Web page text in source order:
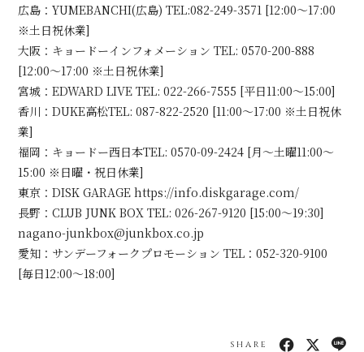
広島：YUMEBANCHI(広島) TEL:082-249-3571 [12:00～17:00
※土日祝休業]
大阪：キョードーインフォメーション TEL: 0570-200-888
[12:00～17:00 ※土日祝休業]
宮城：EDWARD LIVE TEL: 022-266-7555 [平日11:00～15:00]
香川：DUKE高松TEL: 087-822-2520 [11:00～17:00 ※土日祝休
業]
福岡：キョードー西日本TEL: 0570-09-2424 [月～土曜11:00～
15:00 ※日曜・祝日休業]
東京：DISK GARAGE https://info.diskgarage.com/
長野：CLUB JUNK BOX TEL: 026-267-9120 [15:00～19:30]
nagano-junkbox@junkbox.co.jp
愛知：サンデーフォークプロモーション TEL：052-320-9100
[毎日12:00～18:00]
SHARE